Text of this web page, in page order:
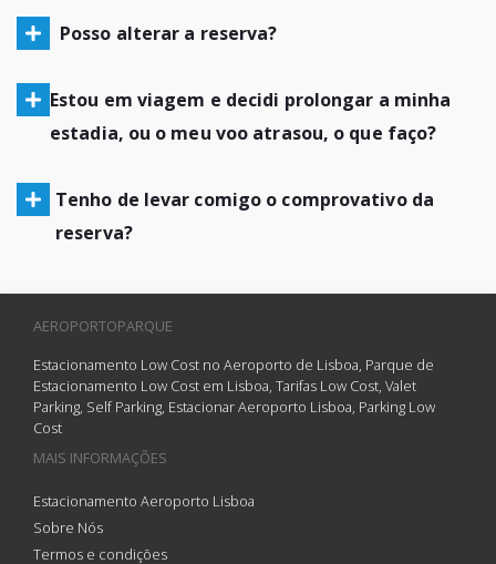
Posso alterar a reserva?
Estou em viagem e decidi prolongar a minha
estadia, ou o meu voo atrasou, o que faço?
Tenho de levar comigo o comprovativo da
reserva?
AEROPORTOPARQUE
Estacionamento Low Cost no Aeroporto de Lisboa, Parque de
Estacionamento Low Cost em Lisboa, Tarifas Low Cost, Valet
Parking, Self Parking, Estacionar Aeroporto Lisboa, Parking Low
Cost
MAIS INFORMAÇÕES
Estacionamento Aeroporto Lisboa
Sobre Nós
Termos e condições